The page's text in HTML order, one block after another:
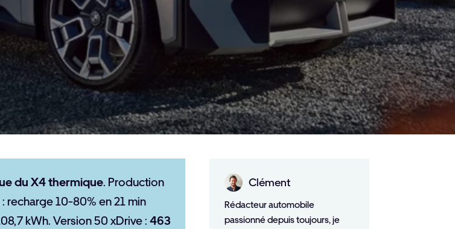
du X4 thermique. Production
recharge 10-80% en 21 min
kWh. Version 50 xDrive : 463
Clément
Rédacteur automobile
passionné depuis toujours, je